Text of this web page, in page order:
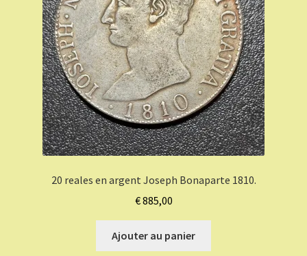
20 reales en argent Joseph Bonaparte 1810.
€885,00
Ajouter au panier